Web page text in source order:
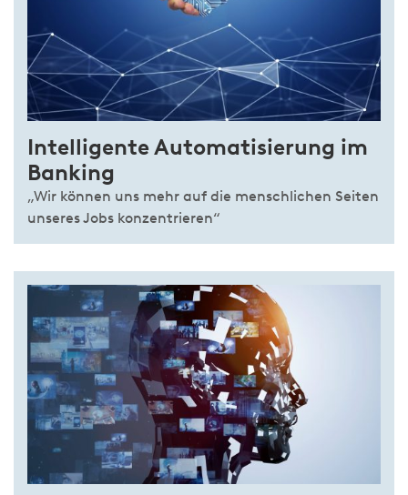
Intelligente Automatisierung im
Banking
„Wir können uns mehr auf die menschlichen Seiten
unseres Jobs konzentrieren“